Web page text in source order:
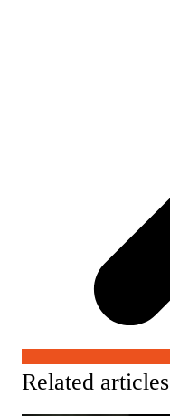
Related articles